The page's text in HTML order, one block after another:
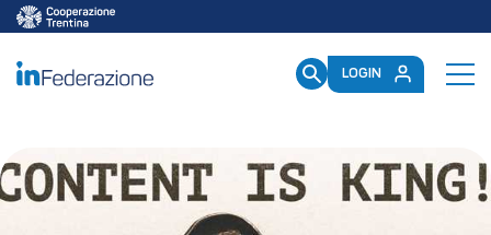
/mailup/GetToken
LOGIN